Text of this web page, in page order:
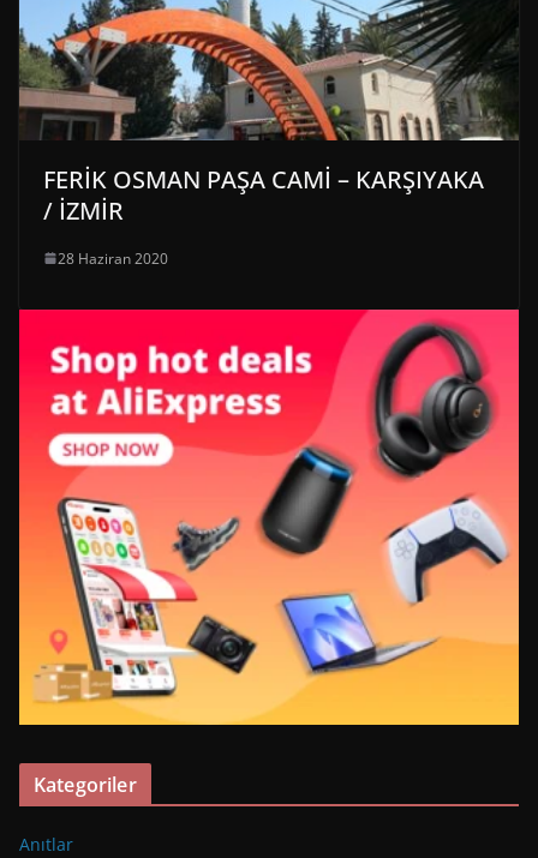
FERİK OSMAN PAŞA CAMİ – KARŞIYAKA
/ İZMİR
28 Haziran 2020
Kategoriler
Anıtlar